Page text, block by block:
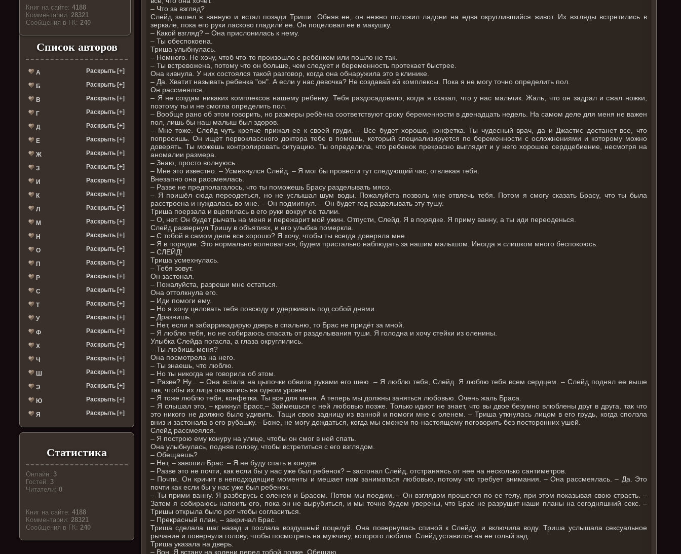
Книг на сайте:4188
Комментарии:28321
Cообщения в ГК:240
Список авторов
А Раскрыть [+]
Б Раскрыть [+]
В Раскрыть [+]
Г Раскрыть [+]
Д Раскрыть [+]
Е Раскрыть [+]
Ж Раскрыть [+]
З Раскрыть [+]
И Раскрыть [+]
К Раскрыть [+]
Л Раскрыть [+]
М Раскрыть [+]
Н Раскрыть [+]
О Раскрыть [+]
П Раскрыть [+]
Р Раскрыть [+]
С Раскрыть [+]
Т Раскрыть [+]
У Раскрыть [+]
Ф Раскрыть [+]
Х Раскрыть [+]
Ч Раскрыть [+]
Ш Раскрыть [+]
Э Раскрыть [+]
Ю Раскрыть [+]
Я Раскрыть [+]
Статистика
Онлайн:3
Гостей:3
Читатели:0
Книг на сайте:4188
Комментарии:28321
Cообщения в ГК:240
– Что за взгляд?
Слейд зашел в ванную и встал позади Триши. Обняв ее, он нежно положил ладони на едва округлившийся живот. Их взгляды встретились в
зеркале, пока его руки ласково гладили ее. Он поцеловал ее в макушку.
– Какой взгляд? – Она прислонилась к нему.
– Ты обеспокоена.
Триша улыбнулась.
– Немного. Не хочу, чтоб что-то произошло с ребёнком или пошло не так.
– Ты встревожена, потому что он больше, чем следует и беременность протекает быстрее.
Она кивнула. У них состоялся такой разговор, когда она обнаружила это в клинике.
– Да. Хватит называть ребенка "он". А если у нас девочка? Не создавай ей комплексы. Пока я не могу точно определить пол.
Он рассмеялся.
– Я не создам никаких комплексов нашему ребенку. Тебя раздосадовало, когда я сказал, что у нас мальчик. Жаль, что он задрал и сжал ножки,
поэтому ты и не смогла определить пол.
– Вообще рано об этом говорить, но размеры ребёнка соответствуют сроку беременности в двенадцать недель. На самом деле для меня не важен
пол, лишь бы наш малыш был здоров.
– Мне тоже. Слейд чуть крепче прижал ее к своей груди. – Все будет хорошо, конфетка. Ты чудесный врач, да и Джастис достанет все, что
попросишь. Он ищет первоклассного доктора тебе в помощь, который специализируется по беременности с осложнениями и которому можно
доверять. Ты можешь контролировать ситуацию. Ты определила, что ребенок прекрасно выглядит и у него хорошее сердцебиение, несмотря на
аномалии размера.
– Знаю, просто волнуюсь.
– Мне это известно. – Усмехнулся Слейд. – Я мог бы провести тут следующий час, отвлекая тебя.
Внезапно она рассмеялась.
– Разве не предполагалось, что ты поможешь Брасу разделывать мясо.
– Я пришёл сюда переодеться, но не услышал шум воды. Пожалуйста позволь мне отвлечь тебя. Потом я смогу сказать Брасу, что ты была
расстроена и нуждалась во мне. – Он подмигнул. – Он будет год разделывать эту тушу.
Триша поерзала и вцепилась в его руки вокруг ее талии.
– О, нет. Он будет рычать на меня и пережарит мой ужин. Отпусти, Слейд. Я в порядке. Я приму ванну, а ты иди переоденься.
Слейд развернул Тришу в объятиях, и его улыбка померкла.
– С тобой в самом деле все хорошо? Я хочу, чтобы ты всегда доверяла мне.
– Я в порядке. Это нормально волноваться, будем пристально наблюдать за нашим малышом. Иногда я слишком много беспокоюсь.
– СЛЕЙД!
Триша усмехнулась.
– Тебя зовут.
Он застонал.
– Пожалуйста, разреши мне остаться.
Она оттолкнула его.
– Иди помоги ему.
– Но я хочу целовать тебя повсюду и удерживать под собой днями.
– Дразнишь.
– Нет, если я забаррикадирую дверь в спальню, то Брас не придёт за мной.
– Я люблю тебя, но не собираюсь спасать от разделывания туши. Я голодна и хочу стейки из оленины.
Улыбка Слейда погасла, а глаза округлились.
– Ты любишь меня?
Она посмотрела на него.
– Ты знаешь, что люблю.
– Но ты никогда не говорила об этом.
– Разве? Ну... – Она встала на цыпочки обвила руками его шею. – Я люблю тебя, Слейд. Я люблю тебя всем сердцем. – Слейд поднял ее выше
так, чтобы их лица оказались на одном уровне.
– Я тоже люблю тебя, конфетка. Ты все для меня. А теперь мы должны заняться любовью. Очень жаль Браса.
– Я слышал это, – крикнул Брасс,– Займешься с ней любовью позже. Только идиот не знает, что вы двое безумно влюблены друг в друга, так что
это никого не должно было удивить. Тащи свою задницу из ванной и помоги мне с оленем. – Триша уткнулась лицом в его грудь, когда сползла
вниз и застонала в его рубашку.– Боже, не могу дождаться, когда мы сможем по-настоящему поговорить без посторонних ушей.
Слейд рассмеялся.
– Я построю ему конуру на улице, чтобы он смог в ней спать.
Она улыбнулась, подняв голову, чтобы встретиться с его взглядом.
– Обещаешь?
– Нет, – завопил Брас. – Я не буду спать в конуре.
– Разве это не почти, как если бы у нас уже был ребенок? – застонал Слейд, отстраняясь от нее на несколько сантиметров.
– Почти. Он кричит в неподходящие моменты и мешает нам заниматься любовью, потому что требует внимания. – Она рассмеялась. – Да. Это
почти как если бы у нас уже был ребенок.
– Ты прими ванну. Я разберусь с оленем и Брасом. Потом мы поедим. – Он взглядом прошелся по ее телу, при этом показывая свою страсть. –
Затем я собираюсь напоить его, пока он не вырубиться, и мы точно будем уверены, что Брас не разрушит наши планы на сегодняшний секс. –
Тришы открыла было рот чтобы согласиться.
– Прекрасный план, – закричал Брас.
Триша сделала шаг назад и послала воздушный поцелуй. Она повернулась спиной к Слейду, и включила воду. Триша услышала сексуальное
рычание и повернула голову, чтобы посмотреть на мужчину, которого любила. Слейд уставился на ее голый зад.
Триша указала на дверь.
– Вон. Я встану на колени перед тобой позже. Обещаю.